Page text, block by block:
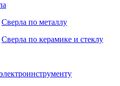
Сверла по металлу
Сверла по керамике и стеклу